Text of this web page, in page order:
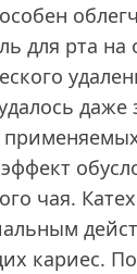
для рта на
чая.
кариес.